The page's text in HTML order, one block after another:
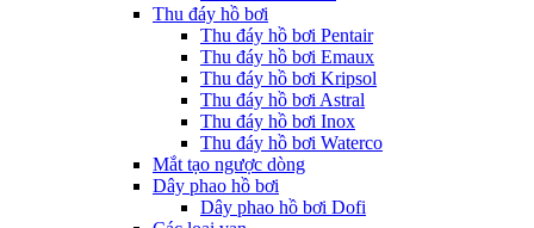
Thu đáy hồ bơi
Thu đáy hồ bơi Pentair
Thu đáy hồ bơi Emaux
Thu đáy hồ bơi Kripsol
Thu đáy hồ bơi Astral
Thu đáy hồ bơi Inox
Thu đáy hồ bơi Waterco
Mắt tạo ngược dòng
Dây phao hồ bơi
Dây phao hồ bơi Dofi